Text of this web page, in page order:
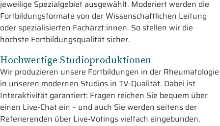
jeweilige Spezialgebiet ausgewählt. Moderiert werden die
Fortbildungsformate von der Wissenschaftlichen Leitung
oder spezialisierten Fachärzt:innen. So stellen wir die
höchste Fortbildungsqualität sicher.
Hochwertige Studioproduktionen
Wir produzieren unsere Fortbildungen in der Rheumatologie
in unseren modernen Studios in TV-Qualität. Dabei ist
Interaktivität garantiert: Fragen reichen Sie bequem über
einen Live-Chat ein – und auch Sie werden seitens der
Referierenden über Live-Votings vielfach eingebunden.